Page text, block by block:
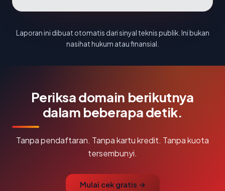
Laporan ini dibuat otomatis dari sinyal teknis publik. Ini bukan
nasihat hukum atau finansial.
Periksa domain berikutnya
dalam beberapa detik.
Tanpa pendaftaran. Tanpa kartu kredit. Tanpa kuota
tersembunyi.
Mulai cek gratis →